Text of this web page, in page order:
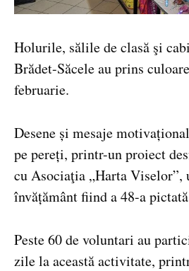
Holurile, sălile de clasă şi
Brădet-Săcele au prins
februarie.
Desene și mesaje
pe pereți, printr-un proiect
cu Asociaţia „Harta Viselor”,
învățământ fiind a 48-a
Peste 60 de voluntari au
zile la această activitate,